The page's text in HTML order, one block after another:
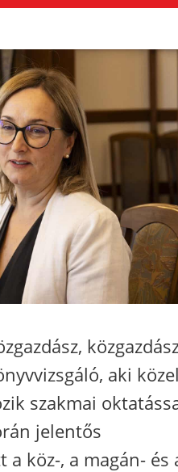
aki
szakmai
jelentős
köz-, a magán- és